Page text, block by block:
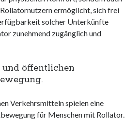
ermöglicht, sich frei
solcher Unterkünfte
zunehmend zugänglich und
öffentlichen
Verkehrsmitteln spielen eine
für Menschen mit Rollator.